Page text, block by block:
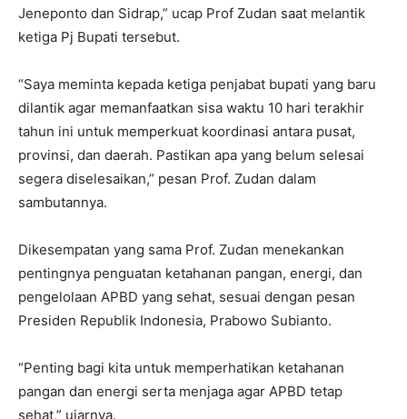
Jeneponto dan Sidrap,” ucap Prof Zudan saat melantik
ketiga Pj Bupati tersebut.
“Saya meminta kepada ketiga penjabat bupati yang baru
dilantik agar memanfaatkan sisa waktu 10 hari terakhir
tahun ini untuk memperkuat koordinasi antara pusat,
provinsi, dan daerah. Pastikan apa yang belum selesai
segera diselesaikan,” pesan Prof. Zudan dalam
sambutannya.
Dikesempatan yang sama Prof. Zudan menekankan
pentingnya penguatan ketahanan pangan, energi, dan
pengelolaan APBD yang sehat, sesuai dengan pesan
Presiden Republik Indonesia, Prabowo Subianto.
“Penting bagi kita untuk memperhatikan ketahanan
pangan dan energi serta menjaga agar APBD tetap
sehat,” ujarnya.